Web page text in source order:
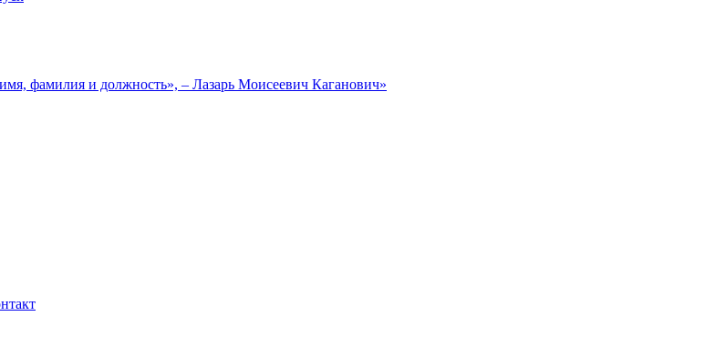
фамилия и должность», – Лазарь Моисеевич Каганович»